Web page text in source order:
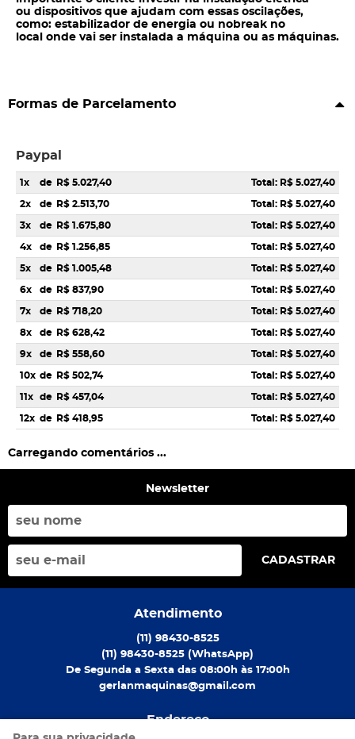
ou dispositivos que ajudam com essas oscilações,
como: estabilizador de energia ou nobreak no
local onde vai ser instalada a máquina ou as máquinas.
Formas de Parcelamento
Paypal
1x de R$ 5.027,40 Total: R$ 5.027,40
2x de R$ 2.513,70 Total: R$ 5.027,40
3x de R$ 1.675,80 Total: R$ 5.027,40
4x de R$ 1.256,85 Total: R$ 5.027,40
5x de R$ 1.005,48 Total: R$ 5.027,40
6x de R$ 837,90 Total: R$ 5.027,40
7x de R$ 718,20 Total: R$ 5.027,40
8x de R$ 628,42 Total: R$ 5.027,40
9x de R$ 558,60 Total: R$ 5.027,40
10x de R$ 502,74 Total: R$ 5.027,40
11x de R$ 457,04 Total: R$ 5.027,40
12x de R$ 418,95 Total: R$ 5.027,40
Carregando comentários ...
Newsletter
CADASTRAR
Atendimento
(11) 98430-8525
(11) 98430-8525 (WhatsApp)
De Segunda a Sexta das 08:00h às 17:00h
gerlanmaquinas@gmail.com
Endereço